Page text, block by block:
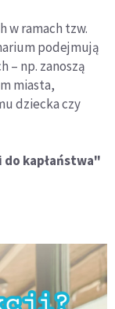
w ramach tzw.
podejmują
– np. zanoszą
miasta,
dziecka czy
kapłaństwa"